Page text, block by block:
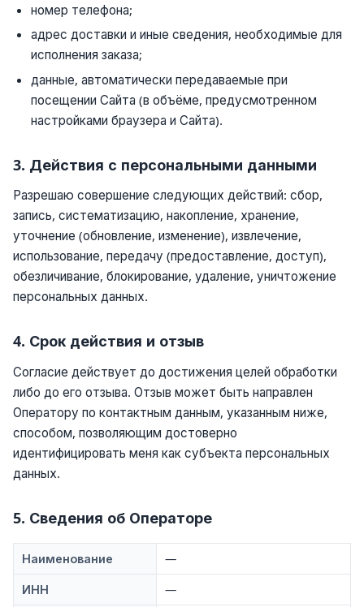
номер телефона;
адрес доставки и иные сведения, необходимые для
исполнения заказа;
данные, автоматически передаваемые при
посещении Сайта (в объёме, предусмотренном
настройками браузера и Сайта).
3. Действия с персональными данными
Разрешаю совершение следующих действий: сбор,
запись, систематизацию, накопление, хранение,
уточнение (обновление, изменение), извлечение,
использование, передачу (предоставление, доступ),
обезличивание, блокирование, удаление, уничтожение
персональных данных.
4. Срок действия и отзыв
Согласие действует до достижения целей обработки
либо до его отзыва. Отзыв может быть направлен
Оператору по контактным данным, указанным ниже,
способом, позволяющим достоверно
идентифицировать меня как субъекта персональных
данных.
5. Сведения об Операторе
Наименование
—
ИНН
—